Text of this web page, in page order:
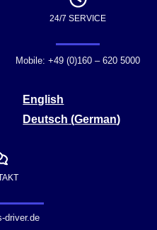
24/7 SERVICE
Mobile: +49 (0)160 – 620 5000
English
Deutsch (German)
driver.de